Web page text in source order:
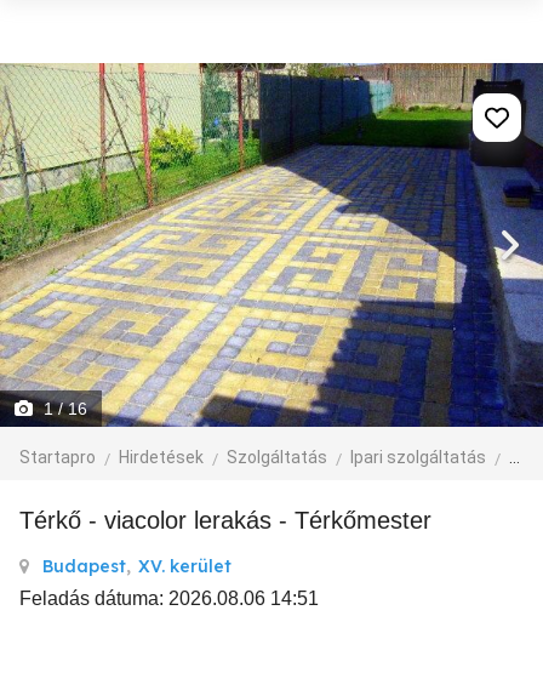
1/ 16
Startapro Hirdetések Szolgáltatás Ipari szolgáltatás
Térkő - viacolor lerakás - Térkőmester
Budapest, XV. kerület
Feladás dátuma: 2026.08.06 14:51